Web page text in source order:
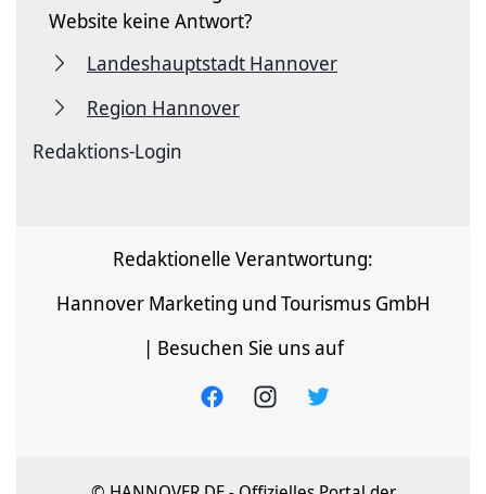
Website keine Antwort?
Landeshauptstadt Hannover
Region Hannover
Redaktions-Login
Redaktionelle Verantwortung:
Hannover Marketing und Tourismus GmbH
| Besuchen Sie uns auf